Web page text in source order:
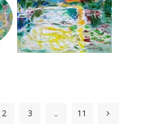
2 3 .. 11